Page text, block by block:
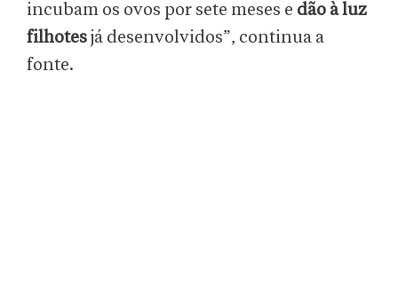
incubam os ovos por sete meses e dão à luz
filhotesjá desenvolvidos”, continua a
fonte.